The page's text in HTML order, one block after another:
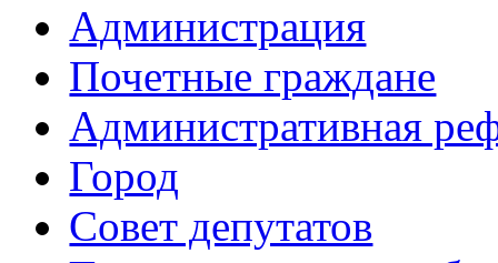
Администрация
Почетные граждане
Административная
Город
Совет депутатов